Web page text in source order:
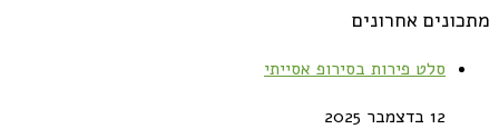
מתכונים אחרונים
סלט פירות בסירופ אסייתי
12 בדצמבר 2025